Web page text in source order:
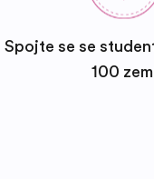
Spojte se se
100